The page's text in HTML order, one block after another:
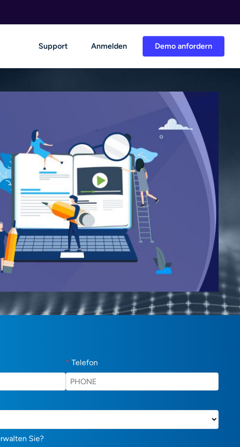
Demo anfordern
Support Anmelden
* Telefon
Sie?